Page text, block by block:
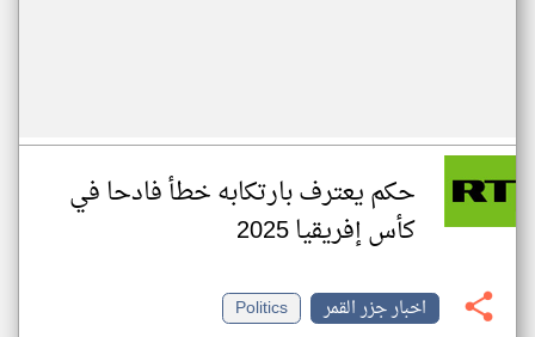
حكم يعترف بارتكابه خطأ فادحا في
كأس إفريقيا 2025
اخبار جزر القمر
Politics